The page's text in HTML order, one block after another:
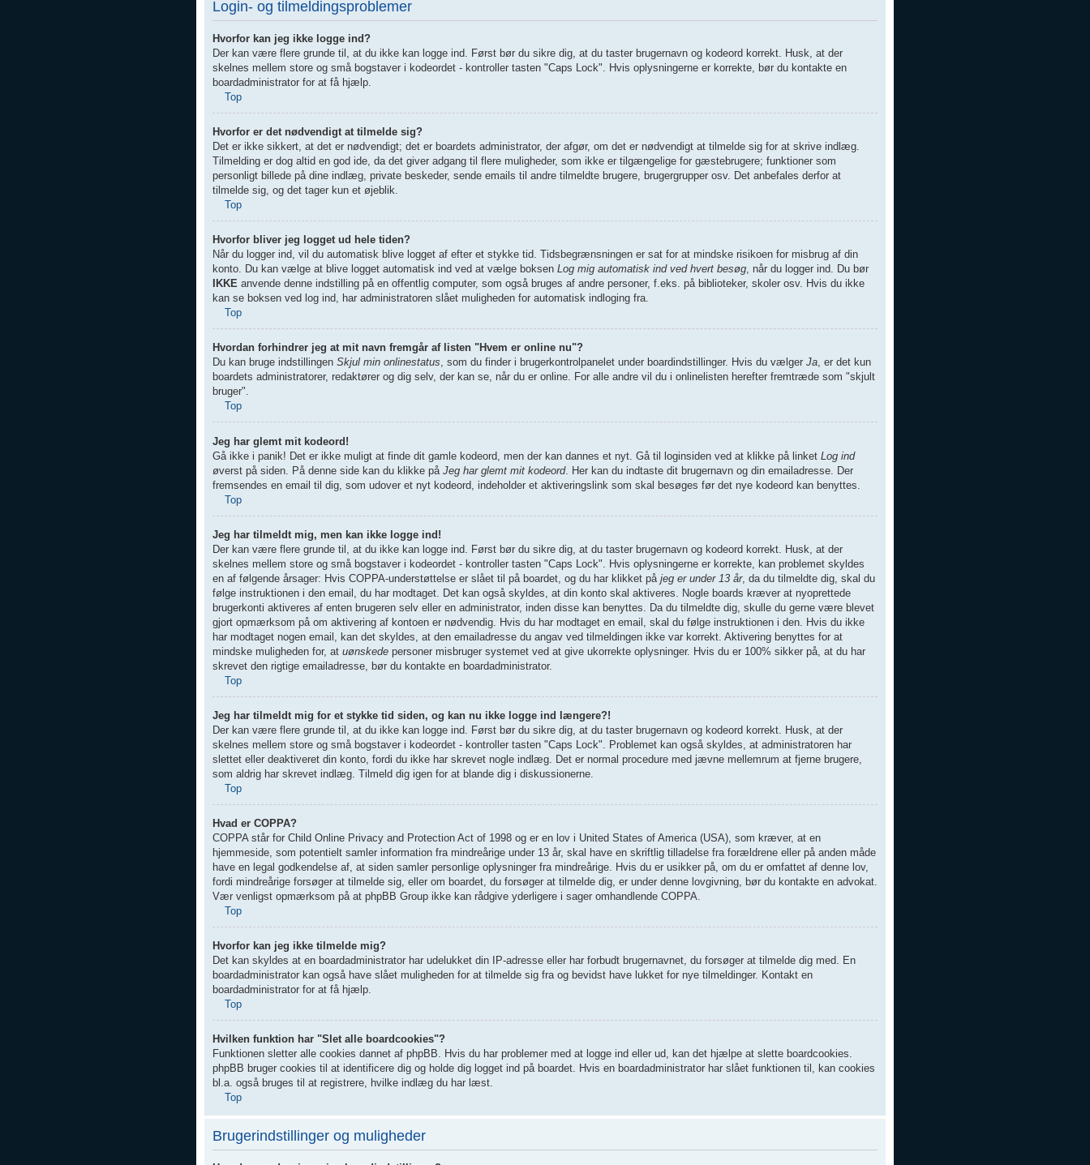
Login- og tilmeldingsproblemer
Hvorfor kan jeg ikke logge ind?
Der kan være flere grunde til, at du ikke kan logge ind. Først bør du sikre dig, at du taster brugernavn og kodeord korrekt. Husk, at der
skelnes mellem store og små bogstaver i kodeordet - kontroller tasten "Caps Lock". Hvis oplysningerne er korrekte, bør du kontakte en
boardadministrator for at få hjælp.
Top
Hvorfor er det nødvendigt at tilmelde sig?
Det er ikke sikkert, at det er nødvendigt; det er boardets administrator, der afgør, om det er nødvendigt at tilmelde sig for at skrive indlæg.
Tilmelding er dog altid en god ide, da det giver adgang til flere muligheder, som ikke er tilgængelige for gæstebrugere; funktioner som
personligt billede på dine indlæg, private beskeder, sende emails til andre tilmeldte brugere, brugergrupper osv. Det anbefales derfor at
tilmelde sig, og det tager kun et øjeblik.
Top
Hvorfor bliver jeg logget ud hele tiden?
Når du logger ind, vil du automatisk blive logget af efter et stykke tid. Tidsbegrænsningen er sat for at mindske risikoen for misbrug af din
konto. Du kan vælge at blive logget automatisk ind ved at vælge boksen Log mig automatisk ind ved hvert besøg, når du logger ind. Du bør
IKKE anvende denne indstilling på en offentlig computer, som også bruges af andre personer, f.eks. på biblioteker, skoler osv. Hvis du ikke
kan se boksen ved log ind, har administratoren slået muligheden for automatisk indloging fra.
Top
Hvordan forhindrer jeg at mit navn fremgår af listen "Hvem er online nu"?
Du kan bruge indstillingen Skjul min onlinestatus, som du finder i brugerkontrolpanelet under boardindstillinger. Hvis du vælger Ja, er det kun
boardets administratorer, redaktører og dig selv, der kan se, når du er online. For alle andre vil du i onlinelisten herefter fremtræde som "skjult
bruger".
Top
Jeg har glemt mit kodeord!
Gå ikke i panik! Det er ikke muligt at finde dit gamle kodeord, men der kan dannes et nyt. Gå til loginsiden ved at klikke på linket Log ind
øverst på siden. På denne side kan du klikke på Jeg har glemt mit kodeord. Her kan du indtaste dit brugernavn og din emailadresse. Der
fremsendes en email til dig, som udover et nyt kodeord, indeholder et aktiveringslink som skal besøges før det nye kodeord kan benyttes.
Top
Jeg har tilmeldt mig, men kan ikke logge ind!
Der kan være flere grunde til, at du ikke kan logge ind. Først bør du sikre dig, at du taster brugernavn og kodeord korrekt. Husk, at der
skelnes mellem store og små bogstaver i kodeordet - kontroller tasten "Caps Lock". Hvis oplysningerne er korrekte, kan problemet skyldes
en af følgende årsager: Hvis COPPA-understøttelse er slået til på boardet, og du har klikket på jeg er under 13 år, da du tilmeldte dig, skal du
følge instruktionen i den email, du har modtaget. Det kan også skyldes, at din konto skal aktiveres. Nogle boards kræver at nyoprettede
brugerkonti aktiveres af enten brugeren selv eller en administrator, inden disse kan benyttes. Da du tilmeldte dig, skulle du gerne være blevet
gjort opmærksom på om aktivering af kontoen er nødvendig. Hvis du har modtaget en email, skal du følge instruktionen i den. Hvis du ikke
har modtaget nogen email, kan det skyldes, at den emailadresse du angav ved tilmeldingen ikke var korrekt. Aktivering benyttes for at
mindske muligheden for, at uønskede personer misbruger systemet ved at give ukorrekte oplysninger. Hvis du er 100% sikker på, at du har
skrevet den rigtige emailadresse, bør du kontakte en boardadministrator.
Top
Jeg har tilmeldt mig for et stykke tid siden, og kan nu ikke logge ind længere?!
Der kan være flere grunde til, at du ikke kan logge ind. Først bør du sikre dig, at du taster brugernavn og kodeord korrekt. Husk, at der
skelnes mellem store og små bogstaver i kodeordet - kontroller tasten "Caps Lock". Problemet kan også skyldes, at administratoren har
slettet eller deaktiveret din konto, fordi du ikke har skrevet nogle indlæg. Det er normal procedure med jævne mellemrum at fjerne brugere,
som aldrig har skrevet indlæg. Tilmeld dig igen for at blande dig i diskussionerne.
Top
Hvad er COPPA?
COPPA står for Child Online Privacy and Protection Act of 1998 og er en lov i United States of America (USA), som kræver, at en
hjemmeside, som potentielt samler information fra mindreårige under 13 år, skal have en skriftlig tilladelse fra forældrene eller på anden måde
have en legal godkendelse af, at siden samler personlige oplysninger fra mindreårige. Hvis du er usikker på, om du er omfattet af denne lov,
fordi mindreårige forsøger at tilmelde sig, eller om boardet, du forsøger at tilmelde dig, er under denne lovgivning, bør du kontakte en advokat.
Vær venligst opmærksom på at phpBB Group ikke kan rådgive yderligere i sager omhandlende COPPA.
Top
Hvorfor kan jeg ikke tilmelde mig?
Det kan skyldes at en boardadministrator har udelukket din IP-adresse eller har forbudt brugernavnet, du forsøger at tilmelde dig med. En
boardadministrator kan også have slået muligheden for at tilmelde sig fra og bevidst have lukket for nye tilmeldinger. Kontakt en
boardadministrator for at få hjælp.
Top
Hvilken funktion har "Slet alle boardcookies"?
Funktionen sletter alle cookies dannet af phpBB. Hvis du har problemer med at logge ind eller ud, kan det hjælpe at slette boardcookies.
phpBB bruger cookies til at identificere dig og holde dig logget ind på boardet. Hvis en boardadministrator har slået funktionen til, kan cookies
bl.a. også bruges til at registrere, hvilke indlæg du har læst.
Top
Brugerindstillinger og muligheder